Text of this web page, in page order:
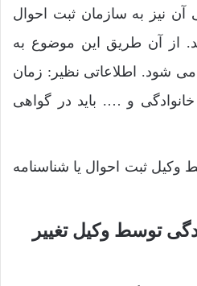
نیز به سازمان ثبت احوال
از آن طریق این موضوع به
شود. اطلاعاتی نظیر: زمان
و …. باید در گواهی
وکیل ثبت احوال یا شناسنامه
توسط وکیل تغییر